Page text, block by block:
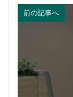
前の記事へ